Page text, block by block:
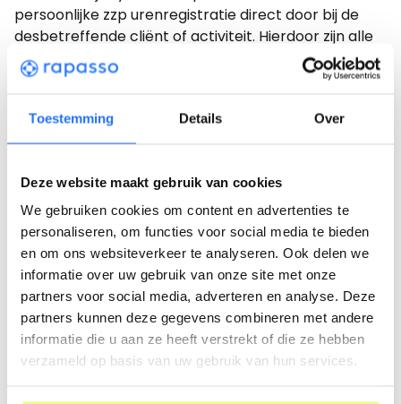
Toestemming Details Over
Deze website maakt gebruik van cookies
We gebruiken cookies om content en advertenties te
personaliseren, om functies voor social media te bieden
en om ons websiteverkeer te analyseren. Ook delen we
informatie over uw gebruik van onze site met onze
partners voor social media, adverteren en analyse. Deze
partners kunnen deze gegevens combineren met andere
informatie die u aan ze heeft verstrekt of die ze hebben
verzameld op basis van uw gebruik van hun services.
persoonlijke zzp urenregistratie direct door bij de
desbetreffende cliënt of activiteit. Hierdoor zijn alle
gegevens automatisch beschikbaar voor de
organisatie. Geen losse Excel-bestanden of e-mails
iedereen werkt met dezelfde actuele informatie.
Dankzij handige overzichten zie je direct de
traject en hoe de voortgang eruitziet. Dit scheelt
niet alleen tijd, maar zorgt er ook voor dat
beslissingen genomen kunnen worden op basis van
betrouwbare data. Zo haal je de controle over de
inzet en kosten weer terug naar de organisatie en
kun je toch de flexibiliteit van zzp’ers blijven
benutten.
Kwaliteit bewaken met data en feedback